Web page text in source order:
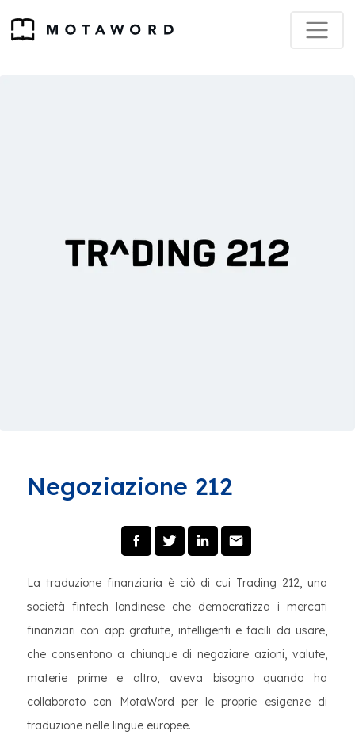
Negoziazione 212
La traduzione finanziaria è ciò di cui Trading 212, una
società fintech londinese che democratizza i mercati
finanziari con app gratuite, intelligenti e facili da usare,
che consentono a chiunque di negoziare azioni, valute,
materie prime e altro, aveva bisogno quando ha
collaborato con MotaWord per le proprie esigenze di
traduzione nelle lingue europee.